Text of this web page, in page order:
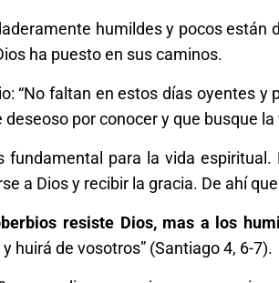
humildes y pocos
ha puesto en sus caminos.
“No faltan en estos días oyentes
deseoso por conocer y que busque
fundamental para la vida
a Dios y recibir la gracia. De ahí
resiste Dios, mas a los
huirá de vosotros” (Santiago 4, 6-7).